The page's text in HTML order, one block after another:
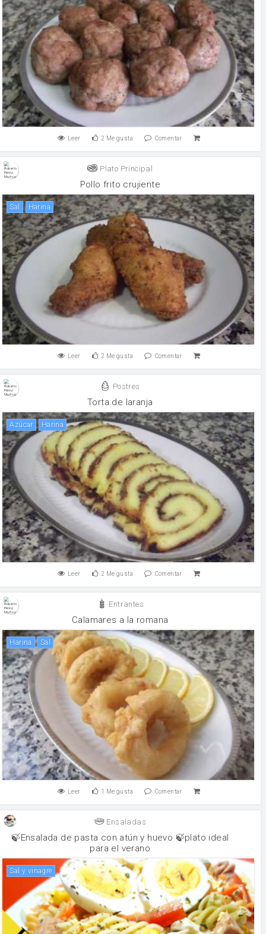
Leer 2 Me gusta Comentar
Plato Principal
Pollo frito crujiente
sal harina
Leer 2 Me gusta Comentar
Postres
Torta de laranja
Azúcar harina
Leer 2 Me gusta Comentar
Entrantes
Calamares a la romana
harina sal
Leer 1 Me gusta Comentar
Ensaladas
🍃Ensalada de pasta con atún y huevo 🍃plato ideal
para el verano
sal y vinagre